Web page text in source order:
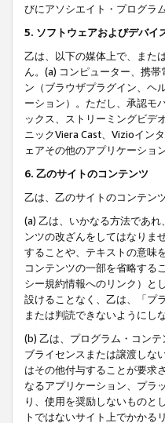
びにアソシエイト・プログラ
5. ソフトウェアおよびデバイ
乙は、以下の媒体上で、また
ん。(a) コンピューター、携
ン（ブラウザプラグイン、ヘ
ーション）。ただし、承認モ
ックス、ストリーミングビデ
ニックViera Cast、Vizioイン
ェアその他のアプリケーション
6. 乙のサイトのコンテンツ
乙は、乙のサイトのコンテン
(a) 乙は、いかなる方法であ
ンツの改ざんをしてはなりま
することや、テキストの意味
コンテンツの一部を省略する
シー規約情報へのリンク）と
設けることなく、乙は、「プ
または判読できないようにし
(b) 乙は、プログラム・コン
ブライセンスまたは譲渡しな
はその他付与することが要求
なるアプリケーション、プラ
り、使用を奨励しないものと
トではないサイト上でかかる